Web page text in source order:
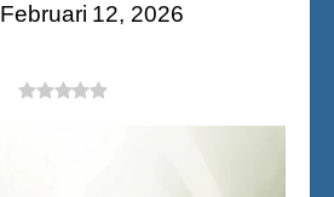
Februari 12, 2026